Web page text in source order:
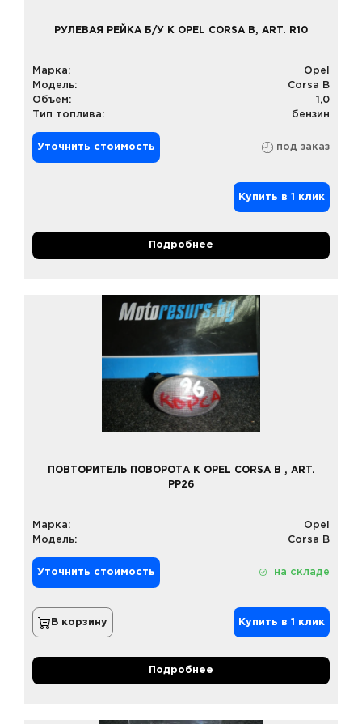
РУЛЕВАЯ РЕЙКА Б/У К OPEL CORSA B, ART. R10
Марка:
Opel
Модель:
Corsa B
Объем:
1,0
Тип топлива:
бензин
Уточнить стоимость под заказ
Купить в 1 клик
Подробнее
ПОВТОРИТЕЛЬ ПОВОРОТА К OPEL CORSA B , ART.
PP26
Марка:
Opel
Модель:
Corsa B
Уточнить стоимость на складе
В корзину Купить в 1 клик
Подробнее